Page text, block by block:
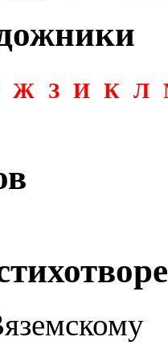
Ж З И К Л